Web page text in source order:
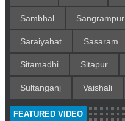
Sambhal Sangrampur
Saraiyahat Sasaram
Sitamadhi Sitapur
Sultanganj Vaishali
FEATURED VIDEO